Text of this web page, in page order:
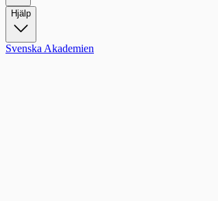
Hjälp
Svenska Akademien